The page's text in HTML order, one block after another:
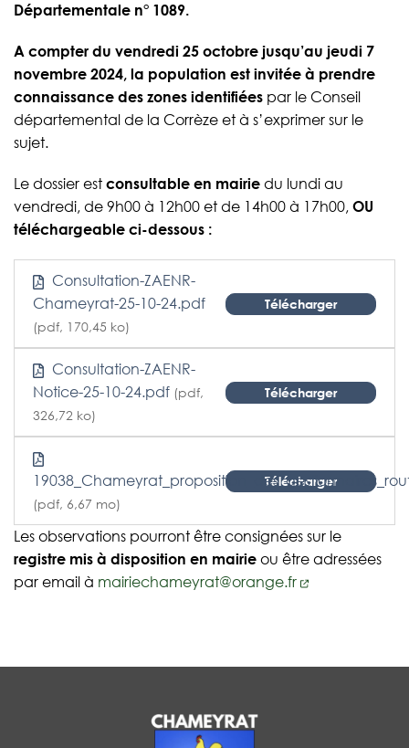
Départementale n° 1089.
A compter du vendredi 25 octobre jusqu’au jeudi 7
novembre 2024, la population est invitée à prendre
connaissance des zones identifiées par le Conseil
départemental de la Corrèze et à s’exprimer sur le
sujet.
Le dossier est consultable en mairie du lundi au
vendredi, de 9h00 à 12h00 et de 14h00 à 17h00, OU
téléchargeable ci-dessous :
Consultation-ZAENR-
Chameyrat-25-10-24.pdf
(pdf, 170,45 ko)
Télécharger
Consultation-ZAENR-
Notice-25-10-24.pdf (pdf,
326,72 ko)
Télécharger
(pdf, 6,67 mo)
Télécharger
Les observations pourront être consignées sur le
registre mis à disposition en mairie ou être adressées
par email à mairiechameyrat@orange.fr